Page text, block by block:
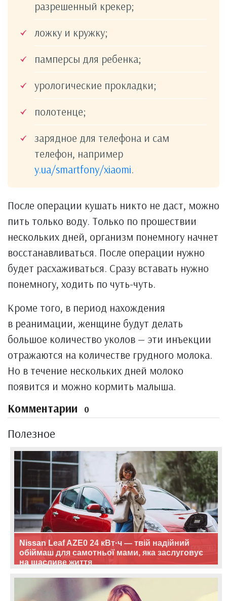
разрешенный крекер;
ложку и кружку;
памперсы для ребенка;
урологические прокладки;
полотенце;
зарядное для телефона и сам
телефон, например
y.ua/smartfony/xiaomi.
После операции кушать никто не даст, можно
пить только воду. Только по прошествии
нескольких дней, организм понемногу начнет
восстанавливаться. После операции нужно
будет расхаживаться. Сразу вставать нужно
понемногу, ходить по чуть-чуть.
Кроме того, в период нахождения
в реанимации, женщине будут делать
большое количество уколов — эти инъекции
отражаются на количестве грудного молока.
Но в течение нескольких дней молоко
появится и можно кормить малыша.
Комментарии 0
Полезное
Nissan Leaf AZE0 24 кВт·ч — твій надійний
обіймаш для самотньої мами, яка заслуговує
на щасливе життя